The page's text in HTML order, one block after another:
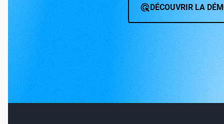
DÉCOUVRIR LA